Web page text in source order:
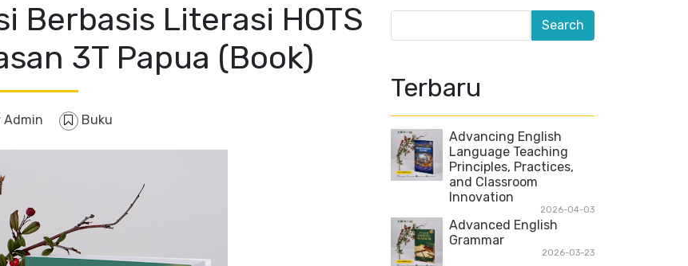
Berbasis Literasi HOTS
3T Papua (Book)
Admin Buku
Terbaru
Advancing English
Language Teaching
Principles, Practices,
and Classroom
Innovation
2026-04-03
Advanced English
Grammar
2026-03-23